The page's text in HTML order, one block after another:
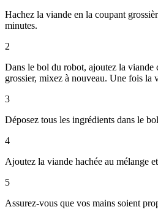
Hachez la viande en la coupant
minutes.
2
Dans le bol du robot, ajoutez la viande
grossier, mixez à nouveau. Une fois la
3
Déposez tous les ingrédients dans le
4
Ajoutez la viande hachée au mélange
5
Assurez-vous que vos mains soient